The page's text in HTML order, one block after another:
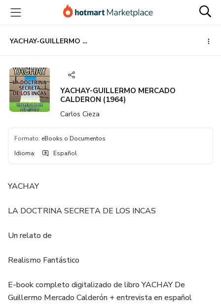
principal
página
de
página
YACHAY-GUILLERMO MERCADO CALDERON (1964)
YACHAY-GUILLERMO MERCADO
CALDERON (1964)
Carlos Cieza
Formato: eBooks o Documentos
Idioma: Español
YACHAY
LA DOCTRINA SECRETA DE LOS INCAS
Un relato de
Realismo Fantástico
E-book completo digitalizado de libro YACHAY De
Guillermo Mercado Calderón + entrevista en español